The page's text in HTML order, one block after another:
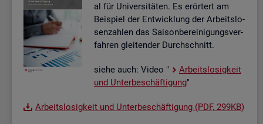
al für Uni­ver­si­tä­ten. Es er­ör­tert am
Bei­spiel der Ent­wick­lung der Ar­beits­lo­
sen­zah­len das Sai­son­be­rei­ni­gungs­ver­
fah­ren glei­ten­der Durch­schnitt.
siehe auch: Video "
Ar­beits­lo­sig­keit
und Un­ter­be­schäf­ti­gung"
Ar­beits­lo­sig­keit und Un­ter­be­schäf­ti­gung (PDF, 299KB)